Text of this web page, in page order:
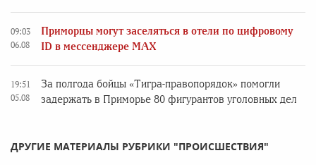
09:03
06.08
Приморцы могут заселяться в отели по цифровому
ID в мессенджере MAX
19:51
05.08
За полгода бойцы «Тигра-правопорядок» помогли
задержать в Приморье 80 фигурантов уголовных дел
ДРУГИЕ МАТЕРИАЛЫ РУБРИКИ "ПРОИСШЕСТВИЯ"